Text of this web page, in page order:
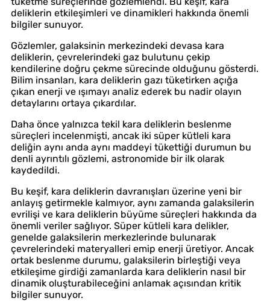
deliklerin etkileşimleri ve dinamikleri hakkında önemli
bilgiler sunuyor.
Gözlemler, galaksinin merkezindeki devasa kara
deliklerin, çevrelerindeki gaz bulutunu çekip
kendilerine doğru çekme sürecinde olduğunu gösterdi.
Bilim insanları, kara deliklerin gazı tüketirken açığa
çıkan enerji ve ışımayı analiz ederek bu nadir olayın
detaylarını ortaya çıkardılar.
Daha önce yalnızca tekil kara deliklerin beslenme
süreçleri incelenmişti, ancak iki süper kütleli kara
deliğin aynı anda aynı maddeyi tükettiği durumun bu
denli ayrıntılı gözlemi, astronomide bir ilk olarak
kaydedildi.
Bu keşif, kara deliklerin davranışları üzerine yeni bir
anlayış getirmekle kalmıyor, aynı zamanda galaksilerin
evrilişi ve kara deliklerin büyüme süreçleri hakkında da
önemli veriler sağlıyor. Süper kütleli kara delikler,
genelde galaksilerin merkezlerinde bulunarak
çevrelerindeki materyalleri emip enerji üretiyor. Ancak
ortak beslenme durumu, galaksilerin birleştiği veya
etkileşime girdiği zamanlarda kara deliklerin nasıl bir
dinamik oluşturabileceğini anlamak açısından kritik
bilgiler sunuyor.